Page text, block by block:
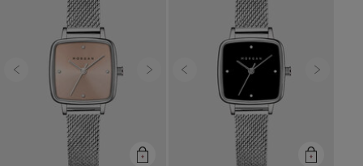
Previous Next Previous Next